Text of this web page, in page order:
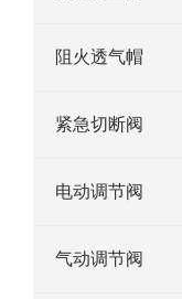
阻火透气帽
紧急切断阀
电动调节阀
气动调节阀